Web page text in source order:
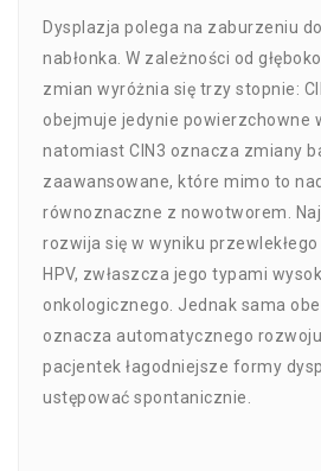
Dysplazja polega na zaburzeniu
nabłonka. W zależności od
zmian wyróżnia się trzy stopnie:
obejmuje jedynie powierzchowne
natomiast CIN3 oznacza zmiany
zaawansowane, które mimo to
równoznaczne z nowotworem.
rozwija się w wyniku
HPV, zwłaszcza jego typami
onkologicznego. Jednak sama
oznacza automatycznego
pacjentek łagodniejsze formy
ustępować spontanicznie.